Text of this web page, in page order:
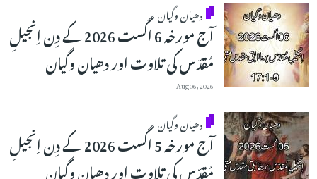
دھیان وگیان
آج مورخہ 6 اگست 2026 کے دِن اِنجیلِ
مُقدّس کی تلاوت اور دھیان وگیان
Aug 06, 2026
دھیان وگیان
آج مورخہ 5 اگست 2026 کے دِن اِنجیلِ
مُقدّس کی تلاوت اور دھیان وگیان